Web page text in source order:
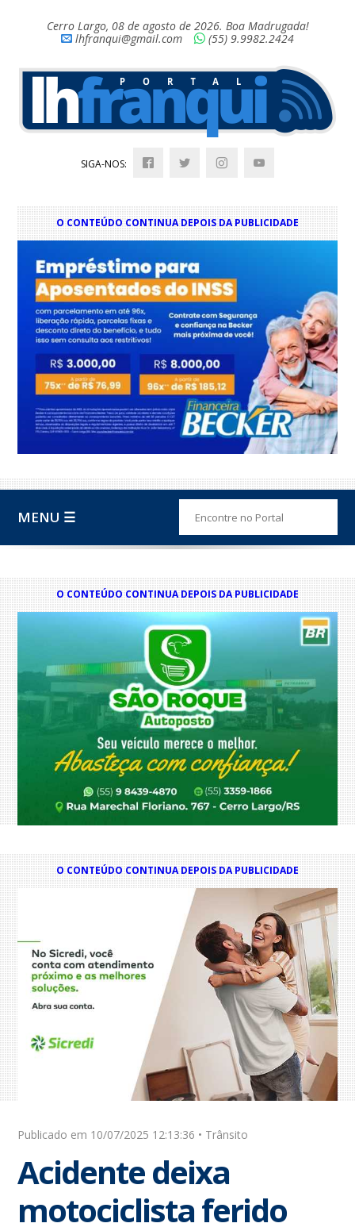
Cerro Largo, 08 de agosto de 2026. Boa Madrugada!
lhfranqui@gmail.com
(55) 9.9982.2424
SIGA-NOS:
O CONTEÚDO CONTINUA DEPOIS DA PUBLICIDADE
MENU ☰
O CONTEÚDO CONTINUA DEPOIS DA PUBLICIDADE
O CONTEÚDO CONTINUA DEPOIS DA PUBLICIDADE
Publicado em 10/07/2025 12:13:36 • Trânsito
Acidente deixa
motociclista ferido